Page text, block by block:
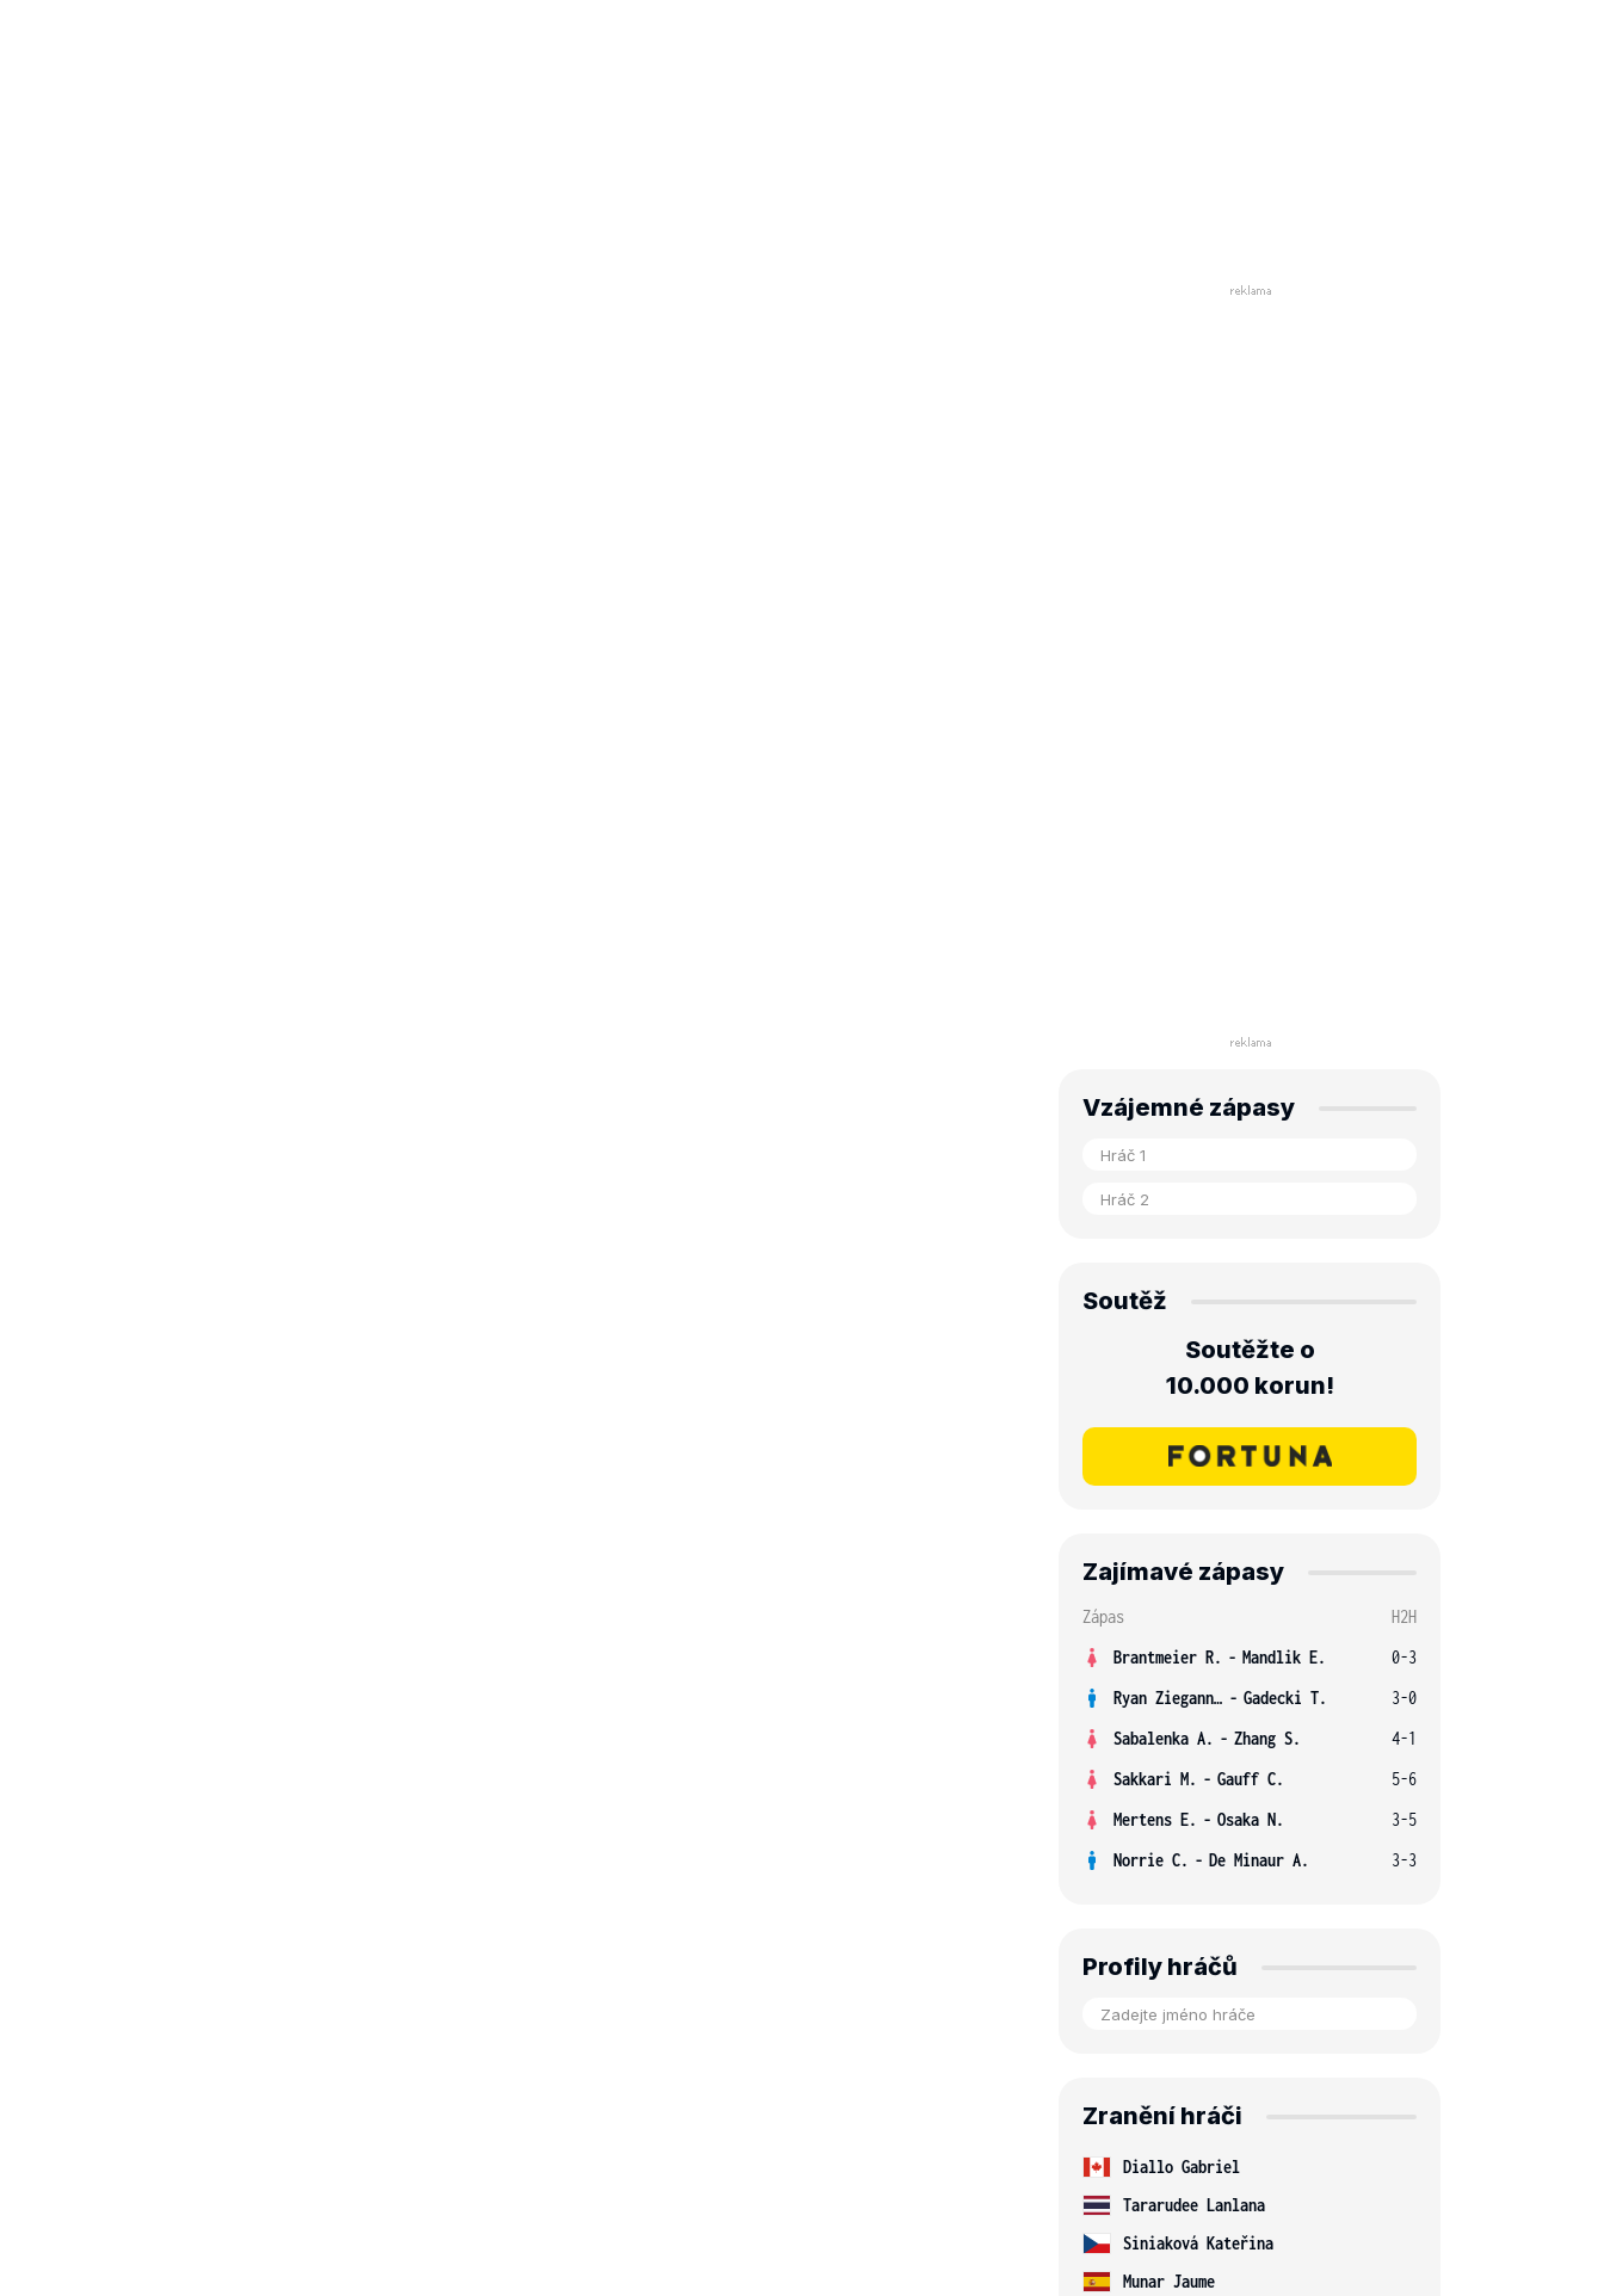
Vzájemné zápasy
Soutěž
Soutěžte o
10.000 korun!
Zajímavé zápasy
Zápas
H2H
Brantmeier R. - Mandlik E.
0-3
Ryan Ziegann S. - Gadecki T.
3-0
Sabalenka A. - Zhang S.
4-1
Sakkari M. - Gauff C.
5-6
Mertens E. - Osaka N.
3-5
Norrie C. - De Minaur A. 3-3
Profily hráčů
Zranění hráči
Diallo Gabriel
Tararudee Lanlana
Siniaková Kateřina
Munar Jaume